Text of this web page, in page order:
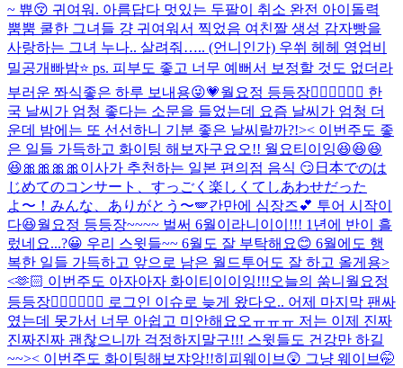
~ 쀼😚 귀여워. 아름답다 멋있는 두팔이 취소 완전 아이돌력
뿜뿜 쿨한 그녀들 걍 귀여워서 찍었음 여친짤 생성 감자빵을
사랑하는 그녀 누나.. 살려줘….. (언니인가) 우쒸 헤헤 영업비
밀공개빠밤⭐️ ps. 피부도 좋고 너무 예뻐서 보정할 것도 없더라
부러운 쫘식좋은 하루 보내용😜💗월요정 등등장🧚🏻‍♀️🧚🏻‍♀️ 한
국 날씨가 엄청 좋다는 소문을 들었는데 요즘 날씨가 엄청 더
운데 밤에는 또 선선하니 기분 좋은 날씨랄까?!>< 이번주도 좋
은 일들 가득하고 화이팅 해보자구요오!! 월요티이잉😆😆😆
😆🎀🎀🎀🎀 이사가 추천하는 일본 편의점 음식 😏 日本でのは
じめてのコンサート、すっごく楽しくてしあわせだった
よ〜！みんな、ありがとう〜🪽간만에 심장즈💕 투어 시작이
다😆월요정 등등장~~~~ 벌써 6월이라니이이!!! 1년에 반이 흘
렀네요...?😀 우리 스윗들~~ 6월도 잘 부탁해요😊 6월에도 행
복한 일들 가득하고 앞으로 남은 월드투어도 잘 하고 올게용>
<🫶🏻 이번주도 아자아자 화이티이이잉!!!오늘의 쑴니 월요정
등등장🧚🏻‍♀️🧚🏻‍♀️ 로그인 이슈로 늦게 왔다오.. 어제 마지막 팬싸
였는데 못가서 너무 아쉽고 미안해요오ㅠㅠㅠ 저는 이제 진짜
진짜진짜 괜찮으니까 걱정하지말구!!! 스윗들도 건강만 하길
~~>< 이번주도 화이팅해보쟈앙!!히피웨이브😲 그냥 웨이브🤭